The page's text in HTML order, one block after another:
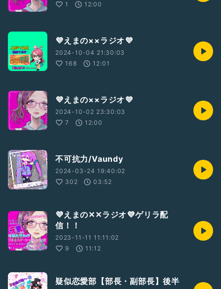
1
12:00
💜えまの××ラジオ💜
2024-10-04 21:30:03
168
12:01
💜えまの××ラジオ💜
2024-10-02 23:30:03
7
12:00
不可抗力/Vaundy
2024-03-24 19:40:02
302
03:52
💜えまの✕✕ラジオ💜ゲリラ配
信！！
2023-11-11 11:11:02
9
11:12
疑似恋愛部【部長・副部長】後半